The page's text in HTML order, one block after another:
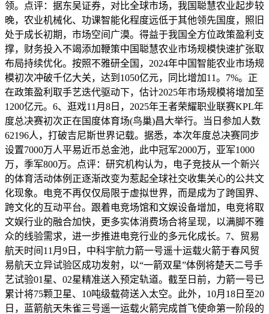
领。点评：据东吴证券，对比全球市场，我国聪慧农业起步较
晚，农业机械化、功课智能化程度远低于其他领先国度，照旧
处于成长初期，市场空间广漠。得益于我国全方位政策盈利支
撑，财务投入不竭添加鞭策中国聪慧农业市场规模快速扩张取
布局持续优化。按照不雅研全国，2024年中国智能农业市场规
模初次冲破千亿大关，达到1050亿元，同比增加11。7%。正
在政策盈利取手艺迭代驱动下，估计2025年市场规模将增加至
1200亿元。6、逛戏11月8日，2025年王者荣耀职业联赛KPL年
度总决赛初次正在国度体育场(鸟巢)昌大举行。当日参加人数
62196人，打破吉尼斯世界记载。据悉，本次年度总决赛同步
设置7000万人平易近币总金池，此中冠军2000万，亚军1000
万，季军800万。点评：研究机构认为，电子竞技从一个新兴
的体育活动体例正逐渐改变为惹起全球社交收集关心的公共文
化现象。电竞不再仅仅局限于虚拟世界，而是成为了跨国界、
跨文化的互动平台。跟着电竞场馆和文娱设备增加，电竞将取
文娱行业的融合加快，更多实体消费场合将呈现，以满脚不雅
众的线验需求，进一步推进电竞行业的多元化成长。7、贸易
航天时间11月9日，中科宇航力箭一号遥十运载火箭于春风贸
易航天立异试验区成功发射，以“一箭双星”体例将楚天二号手
艺试验01星、02星精准送入预定轨道。截至日前，力箭一号已
累计将75颗卫星、10吨级载荷送入太空。此外，10月18日至20
日，蓝箭航天朱雀三号遥一运载火箭完成首飞使命第一阶段的